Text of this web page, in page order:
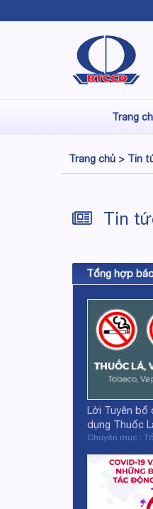
Trang
Trang chủ > Tin
Tin
Tổng hợp
Lời Tuyên bố
dụng Thuốc
Chuyên mục :